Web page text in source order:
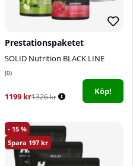
Prestationspaketet
SOLID Nutrition BLACK LINE
0
1199 kr1326 kr
Köp!
15
197